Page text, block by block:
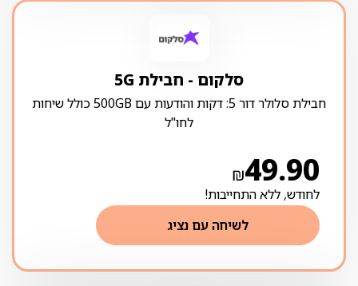
סלקום ‏- ‏חבילת 5G
חבילת סלולר דור 5: דקות והודעות עם 500GB כולל שיחות
לחו"ל
₪49.90
לחודש, ללא התחייבות!
לשיחה עם נציג